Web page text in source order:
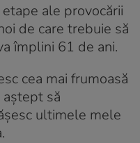
ale provocării
de care trebuie să
împlini 61 de ani.
cea mai frumoasă
aștept să
ultimele mele